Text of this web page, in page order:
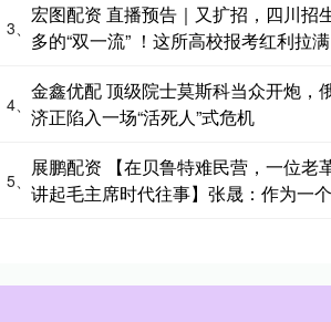
3、
宏图配资 直播预告｜又扩招，四川招
多的“双一流” ！这所高校报考红利拉满
4、
金鑫优配 顶级院士莫斯科当众开炮，
济正陷入一场“活死人”式危机
5、
展鹏配资 【在贝鲁特难民营，一位老
讲起毛主席时代往事】张晟：作为一